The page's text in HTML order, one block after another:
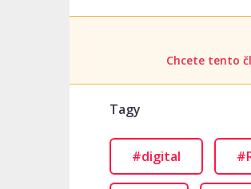
Chcete tento
Tagy
#digital